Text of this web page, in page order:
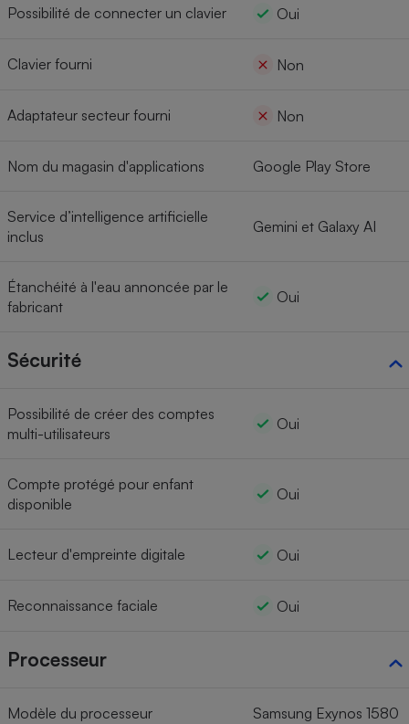
Possibilité de connecter un clavier Oui
Clavier fourni Non
Adaptateur secteur fourni Non
Nom du magasin d'applications Google Play Store
Service d’intelligence artificielle
inclus
Gemini et Galaxy AI
Étanchéité à l'eau annoncée par le
fabricant
Oui
Sécurité
Possibilité de créer des comptes
multi-utilisateurs
Oui
Compte protégé pour enfant
disponible
Oui
Lecteur d'empreinte digitale Oui
Reconnaissance faciale Oui
Processeur
Modèle du processeur Samsung Exynos 1580